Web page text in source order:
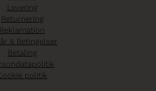
Levering
Returnering
Reklamation
& Betingelser
Betaling
politik